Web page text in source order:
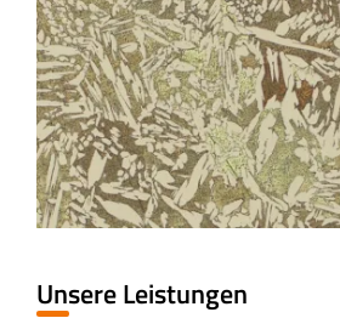
Unsere Leistungen